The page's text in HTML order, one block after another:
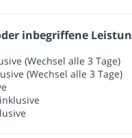
inbegriffene
(Wechsel alle 3 Tage)
(Wechsel alle 3 Tage)